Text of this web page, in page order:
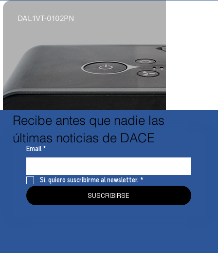
DAL1VT-0102PN
Recibe antes que nadie las
últimas noticias de DACE
Email *
Sí, quiero suscribirme al newsletter. *
SUSCRIBIRSE